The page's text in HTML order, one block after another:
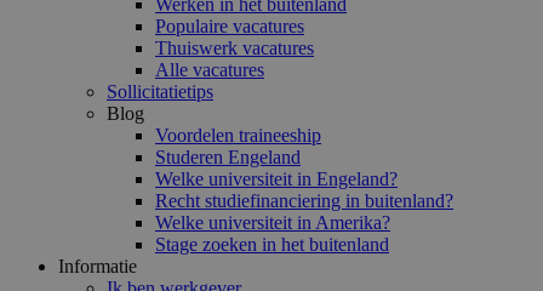
Werken in het buitenland
Populaire vacatures
Thuiswerk vacatures
Alle vacatures
Sollicitatietips
Blog
Voordelen traineeship
Studeren Engeland
Welke universiteit in Engeland?
Recht studiefinanciering in buitenland?
Welke universiteit in Amerika?
Stage zoeken in het buitenland
Informatie